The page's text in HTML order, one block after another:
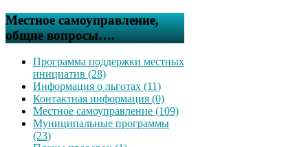
Местное самоуправление,
общие вопросы….
Программа поддержки местных
инициатив (28)
Информация о льготах (11)
Контактная информация (0)
Местное самоуправление (109)
Муниципальные программы
(23)